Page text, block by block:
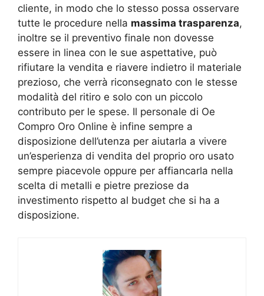
cliente, in modo che lo stesso possa osservare
tutte le procedure nella massima trasparenza,
inoltre se il preventivo finale non dovesse
essere in linea con le sue aspettative, può
rifiutare la vendita e riavere indietro il materiale
prezioso, che verrà riconsegnato con le stesse
modalità del ritiro e solo con un piccolo
contributo per le spese. Il personale di Oe
Compro Oro Online è infine sempre a
disposizione dell’utenza per aiutarla a vivere
un’esperienza di vendita del proprio oro usato
sempre piacevole oppure per affiancarla nella
scelta di metalli e pietre preziose da
investimento rispetto al budget che si ha a
disposizione.